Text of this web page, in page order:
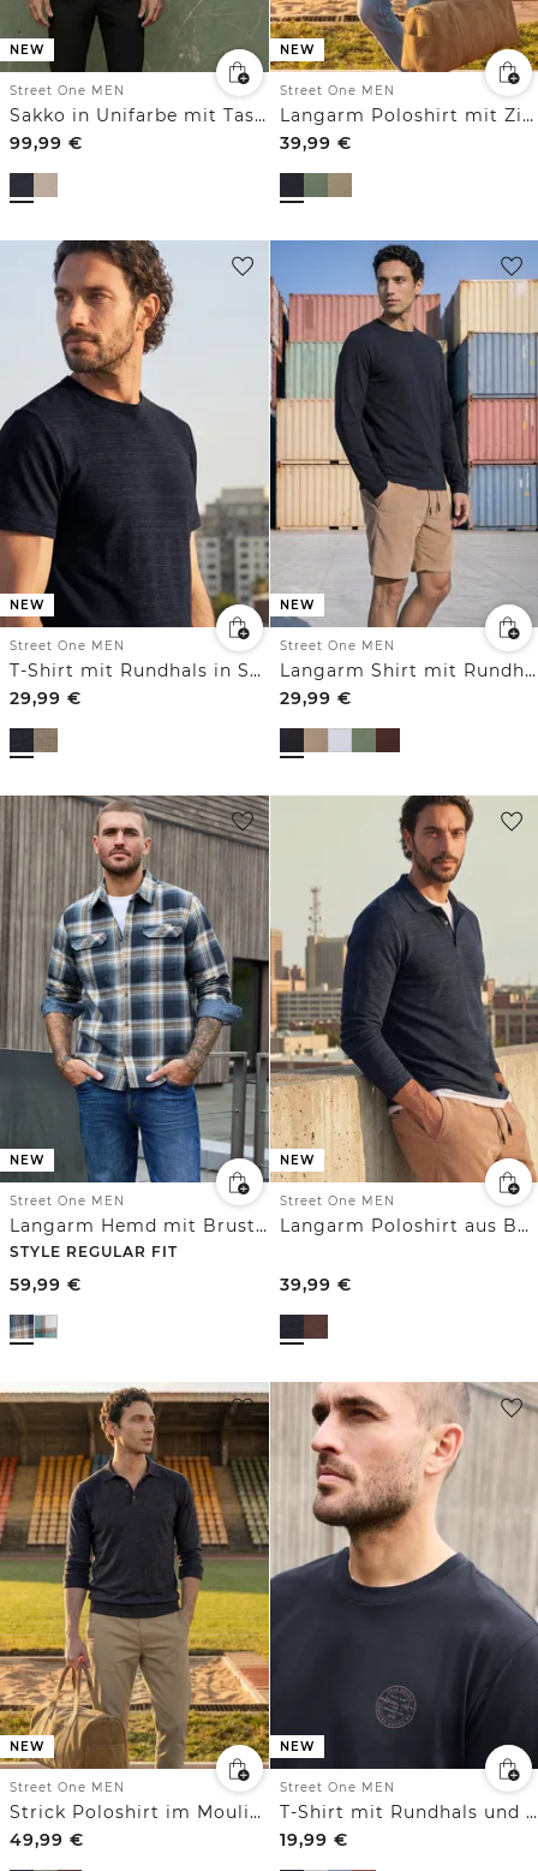
NEW
Street One MEN
Sakko in Unifarbe mit Taschen
99,99 €
NEW
Street One MEN
Langarm Poloshirt mit Zipperdetail
39,99 €
NEW
Street One MEN
T-Shirt mit Rundhals in Space-Dye-Optik
29,99 €
NEW
Street One MEN
Langarm Shirt mit Rundhals in Unifarbe
29,99 €
NEW
Street One MEN
Langarm Hemd mit Brusttaschen und Karomuster
STYLE REGULAR FIT
59,99 €
NEW
Street One MEN
Langarm Poloshirt aus Baumwolle
39,99 €
NEW
Street One MEN
Strick Poloshirt im Mouliné Look
49,99 €
NEW
Street One MEN
T-Shirt mit Rundhals und Chestprint
19,99 €